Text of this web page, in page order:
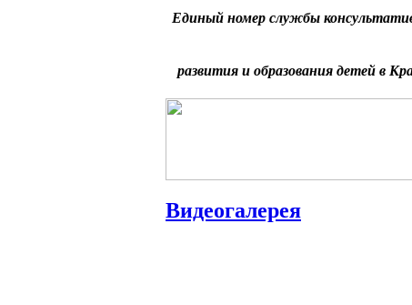
Единый номер службы
развития и образования детей в
Видеогалерея